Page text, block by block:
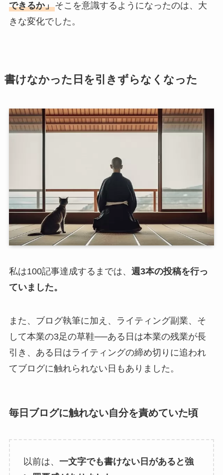
できるか」そこを意識するようになったのは、大
きな変化でした。
書けなかった日を引きずらなくなった
私は100記事達成するまでは、 週3本の投稿を行っ
ていました。
また、ブログ執筆に加え、ライティング副業、そ
して本業の3足の草鞋──ある日は本業の残業が長
引き、ある日はライティングの締め切りに追われ
てブログに触れられない日もありました。
毎日ブログに触れない自分を責めていた頃
以前は、 一文字でも書けない日があると強